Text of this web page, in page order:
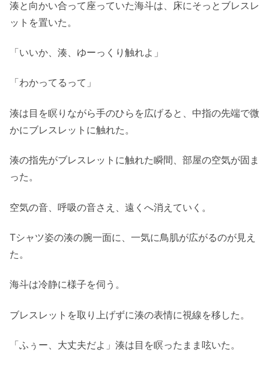
湊と向かい合って座っていた海斗は、床にそっとブレスレ
ットを置いた。
「いいか、湊、ゆーっくり触れよ」
「わかってるって」
湊は目を瞑りながら手のひらを広げると、中指の先端で微
かにブレスレットに触れた。
湊の指先がブレスレットに触れた瞬間、部屋の空気が固ま
った。
空気の音、呼吸の音さえ、遠くへ消えていく。
Tシャツ姿の湊の腕一面に、一気に鳥肌が広がるのが見え
た。
海斗は冷静に様子を伺う。
ブレスレットを取り上げずに湊の表情に視線を移した。
「ふぅー、大丈夫だよ」湊は目を瞑ったまま呟いた。